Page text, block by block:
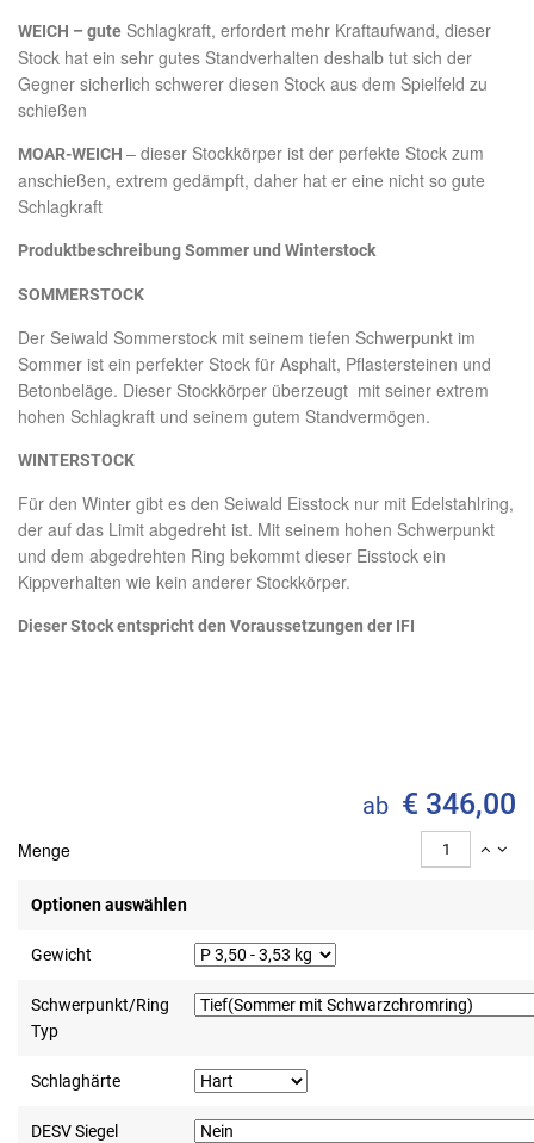
WEICH – gute Schlagkraft, erfordert mehr Kraftaufwand, dieser
Stock hat ein sehr gutes Standverhalten deshalb tut sich der
Gegner sicherlich schwerer diesen Stock aus dem Spielfeld zu
schießen
MOAR-WEICH – dieser Stockkörper ist der perfekte Stock zum
anschießen, extrem gedämpft, daher hat er eine nicht so gute
Schlagkraft
Produktbeschreibung Sommer und Winterstock
SOMMERSTOCK
Der Seiwald Sommerstock mit seinem tiefen Schwerpunkt im
Sommer ist ein perfekter Stock für Asphalt, Pflastersteinen und
Betonbeläge. Dieser Stockkörper überzeugt mit seiner extrem
hohen Schlagkraft und seinem gutem Standvermögen.
WINTERSTOCK
Für den Winter gibt es den Seiwald Eisstock nur mit Edelstahlring,
der auf das Limit abgedreht ist. Mit seinem hohen Schwerpunkt
und dem abgedrehten Ring bekommt dieser Eisstock ein
Kippverhalten wie kein anderer Stockkörper.
Dieser Stock entspricht den Voraussetzungen der IFI
ab € 346,00
Menge
Optionen auswählen
Gewicht
Schwerpunkt/Ring
Typ
Schlaghärte
DESV Siegel